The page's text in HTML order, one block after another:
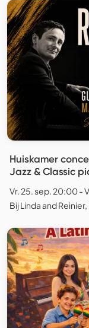
Huiskamer
Jazz & Classic
Vr. 25. sep. 20:00 -
Bij Linda and